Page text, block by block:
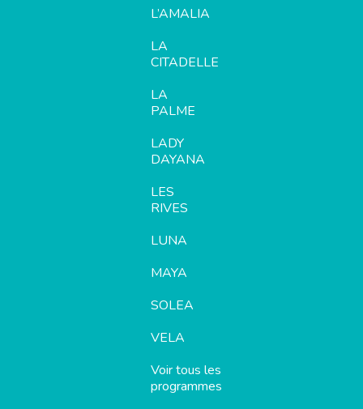
L’AMALIA
LA
CITADELLE
LA
PALME
LADY
DAYANA
LES
RIVES
LUNA
MAYA
SOLEA
VELA
Voir tous les
programmes